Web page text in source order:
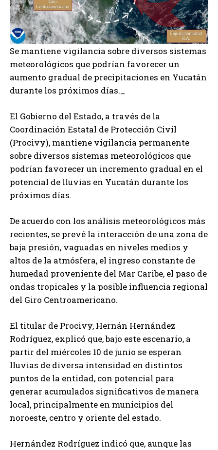
Se mantiene vigilancia sobre diversos sistemas
meteorológicos que podrían favorecer un
aumento gradual de precipitaciones en Yucatán
durante los próximos días._
El Gobierno del Estado, a través de la
Coordinación Estatal de Protección Civil
(Procivy), mantiene vigilancia permanente
sobre diversos sistemas meteorológicos que
podrían favorecer un incremento gradual en el
potencial de lluvias en Yucatán durante los
próximos días.
De acuerdo con los análisis meteorológicos más
recientes, se prevé la interacción de una zona de
baja presión, vaguadas en niveles medios y
altos de la atmósfera, el ingreso constante de
humedad proveniente del Mar Caribe, el paso de
ondas tropicales y la posible influencia regional
del Giro Centroamericano.
El titular de Procivy, Hernán Hernández
Rodríguez, explicó que, bajo este escenario, a
partir del miércoles 10 de junio se esperan
lluvias de diversa intensidad en distintos
puntos de la entidad, con potencial para
generar acumulados significativos de manera
local, principalmente en municipios del
noroeste, centro y oriente del estado.
Hernández Rodríguez indicó que, aunque las